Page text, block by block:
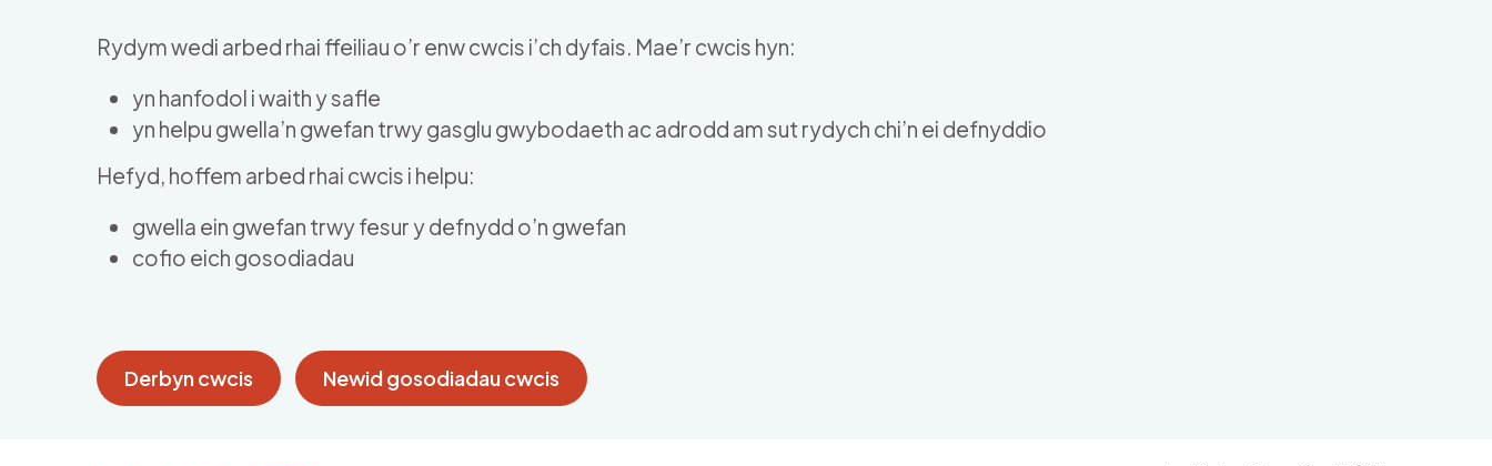
Rydym wedi arbed rhai ffeiliau o’r enw cwcis i’ch dyfais. Mae’r cwcis hyn:
yn hanfodol i waith y safle
yn helpu gwella’n gwefan trwy gasglu gwybodaeth ac adrodd am sut rydych chi’n ei defnyddio
Hefyd, hoffem arbed rhai cwcis i helpu:
gwella ein gwefan trwy fesur y defnydd o’n gwefan
cofio eich gosodiadau
Derbyn cwcis Newid gosodiadau cwcis